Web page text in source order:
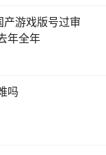
产游戏版号过审
年全年
吗